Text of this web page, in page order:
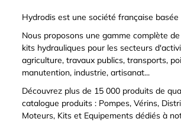
Hydrodis est une société française basée
Nous proposons une gamme complète
kits hydrauliques pour les secteurs
agriculture, travaux publics, transports,
manutention, industrie, artisanat...
Découvrez plus de 15 000 produits de
catalogue produits : Pompes, Vérins,
Moteurs, Kits et Equipements dédiés à